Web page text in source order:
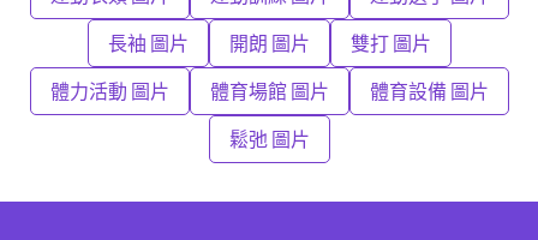
長袖 圖片 開朗 圖片 雙打 圖片
體力活動 圖片 體育場館 圖片 體育設備 圖片
鬆弛 圖片